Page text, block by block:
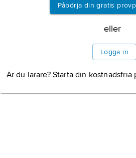
Påbörja din gratis
eller
Logga in
Är du lärare? Starta din